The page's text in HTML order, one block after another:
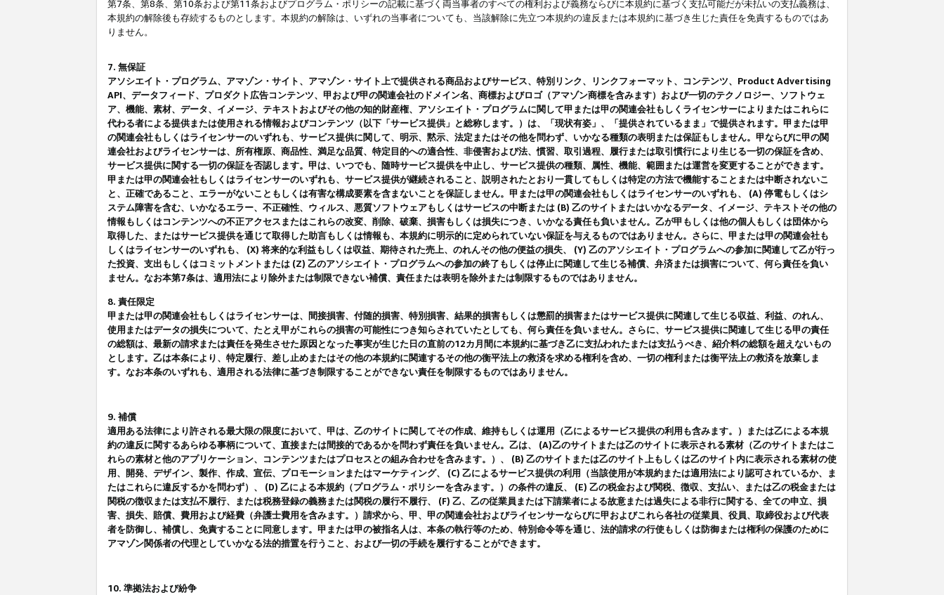
第7条、第8条、第10条および第11条およびプログラム・ポリシーの記載に基づく両当事者のすべての権利および義務ならびに本規約に基づく支払可能だが未払いの支払義務は、
本規約の解除後も存続するものとします。本規約の解除は、いずれの当事者についても、当該解除に先立つ本規約の違反または本規約に基づき生じた責任を免責するものではあ
りません。
7. 無保証
アソシエイト・プログラム、アマゾン・サイト、アマゾン・サイト上で提供される商品およびサービス、特別リンク、リンクフォーマット、コンテンツ、Product Advertising
API、データフィード、プロダクト広告コンテンツ、甲および甲の関連会社のドメイン名、商標およびロゴ（アマゾン商標を含みます）および一切のテクノロジー、ソフトウェ
ア、機能、素材、データ、イメージ、テキストおよびその他の知的財産権、アソシエイト・プログラムに関して甲または甲の関連会社もしくライセンサーによりまたはこれらに
代わる者による提供または使用される情報およびコンテンツ（以下「サービス提供」と総称します。）は、「現状有姿」、「提供されているまま」で提供されます。甲または甲
の関連会社もしくはライセンサーのいずれも、サービス提供に関して、明示、黙示、法定またはその他を問わず、いかなる種類の表明または保証もしません。甲ならびに甲の関
連会社およびライセンサーは、所有権原、商品性、満足な品質、特定目的への適合性、非侵害および法、慣習、取引過程、履行または取引慣行により生じる一切の保証を含め、
サービス提供に関する一切の保証を否認します。甲は、いつでも、随時サービス提供を中止し、サービス提供の種類、属性、機能、範囲または運営を変更することができます。
甲または甲の関連会社もしくはライセンサーのいずれも、サービス提供が継続されること、説明されたとおり一貫してもしくは特定の方法で機能することまたは中断されないこ
と、正確であること、エラーがないこともしくは有害な構成要素を含まないことを保証しません。甲または甲の関連会社もしくはライセンサーのいずれも、 (A) 停電もしくはシ
ステム障害を含む、いかなるエラー、不正確性、ウィルス、悪質ソフトウェアもしくはサービスの中断または (B) 乙のサイトまたはいかなるデータ、イメージ、テキストその他の
情報もしくはコンテンツへの不正アクセスまたはこれらの改変、削除、破棄、損害もしくは損失につき、いかなる責任も負いません。乙が甲もしくは他の個人もしくは団体から
取得した、またはサービス提供を通じて取得した助言もしくは情報も、本規約に明示的に定められていない保証を与えるものではありません。さらに、甲または甲の関連会社も
しくはライセンサーのいずれも、 (X) 将来的な利益もしくは収益、期待された売上、のれんその他の便益の損失、 (Y) 乙のアソシエイト・プログラムへの参加に関連して乙が行っ
た投資、支出もしくはコミットメントまたは (Z) 乙のアソシエイト・プログラムへの参加の終了もしくは停止に関連して生じる補償、弁済または損害について、何ら責任を負い
ません。なお本第7条は、適用法により除外または制限できない補償、責任または表明を除外または制限するものではありません。
8. 責任限定
甲または甲の関連会社もしくはライセンサーは、間接損害、付随的損害、特別損害、結果的損害もしくは懲罰的損害またはサービス提供に関連して生じる収益、利益、のれん、
使用またはデータの損失について、たとえ甲がこれらの損害の可能性につき知らされていたとしても、何ら責任を負いません。さらに、サービス提供に関連して生じる甲の責任
の総額は、最新の請求または責任を発生させた原因となった事実が生じた日の直前の12カ月間に本規約に基づき乙に支払われたまたは支払うべき、紹介料の総額を超えないもの
とします。乙は本条により、特定履行、差し止めまたはその他の本規約に関連するその他の衡平法上の救済を求める権利を含め、一切の権利または衡平法上の救済を放棄しま
す。なお本条のいずれも、適用される法律に基づき制限することができない責任を制限するものではありません。
9. 補償
適用ある法律により許される最大限の限度において、甲は、乙のサイトに関してその作成、維持もしくは運用（乙によるサービス提供の利用も含みます。）または乙による本規
約の違反に関するあらゆる事柄について、直接または間接的であるかを問わず責任を負いません。乙は、 (A)乙のサイトまたは乙のサイトに表示される素材（乙のサイトまたはこ
れらの素材と他のアプリケーション、コンテンツまたはプロセスとの組み合わせを含みます。）、 (B) 乙のサイトまたは乙のサイト上もしくは乙のサイト内に表示される素材の使
用、開発、デザイン、製作、作成、宣伝、プロモーションまたはマーケティング、 (C) 乙によるサービス提供の利用（当該使用が本規約または適用法により認可されているか、ま
たはこれらに違反するかを問わず）、 (D) 乙による本規約（プログラム・ポリシーを含みます。）の条件の違反、 (E) 乙の税金および関税、徴収、支払い、または乙の税金または
関税の徴収または支払不履行、または税務登録の義務または関税の履行不履行、 (F) 乙、乙の従業員または下請業者による故意または過失による非行に関する、全ての申立、損
害、損失、賠償、費用および経費（弁護士費用を含みます。）請求から、甲、甲の関連会社およびライセンサーならびに甲およびこれら各社の従業員、役員、取締役および代表
者を防御し、補償し、免責することに同意します。甲または甲の被指名人は、本条の執行等のため、特別命令等を通じ、法的請求の行使もしくは防御または権利の保護のために
アマゾン関係者の代理としていかなる法的措置を行うこと、および一切の手続を履行することができます。
10. 準拠法および紛争